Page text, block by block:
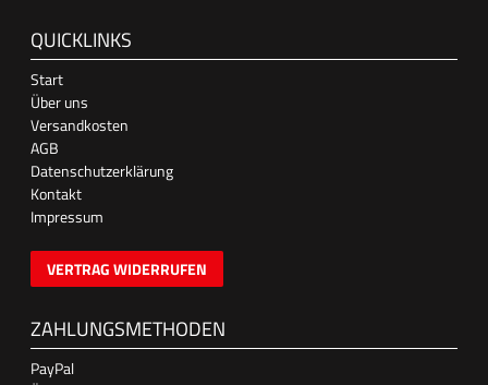
QUICKLINKS
Start
Über uns
Versandkosten
AGB
Datenschutzerklärung
Kontakt
Impressum
VERTRAG WIDERRUFEN
ZAHLUNGSMETHODEN
PayPal